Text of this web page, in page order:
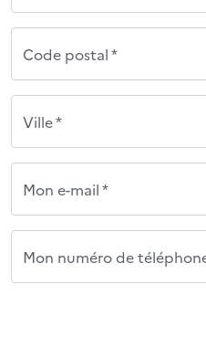
Code postal *
Ville *
Mon e-mail *
Mon numéro de